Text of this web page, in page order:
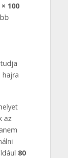
100
hajra
az
80